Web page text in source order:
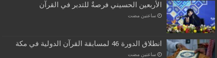
الأربعين الحسيني فرصةٌ للتدبر في القرآن
‏ساعتين مضت
انطلاق الدورة 46 لمسابقة القرآن الدولية في مكة
‏ساعتين مضت